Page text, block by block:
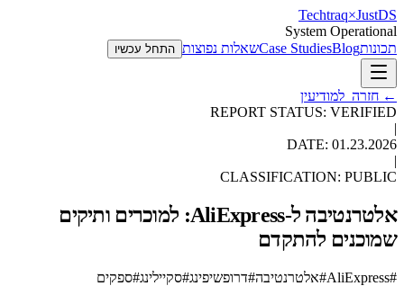
Techtraq×JustDS
System Operational
תכונות
Case StudiesBlog שאלות נפוצות התחל עכשיו
← חזרה_למודיעין
REPORT STATUS: VERIFIED
|
DATE: 01.23.2026
|
CLASSIFICATION: PUBLIC
אלטרנטיבה ל-AliExpress: למוכרים ותיקים
שמוכנים להתקדם
#
AliExpress
#אלטרנטיבה#דרופשיפינג#סקיילינג#ספקים